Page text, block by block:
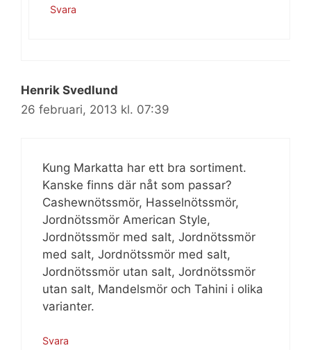
Svara
Henrik Svedlund
26 februari, 2013 kl. 07:39
Kung Markatta har ett bra sortiment.
Kanske finns där nåt som passar?
Cashewnötssmör, Hasselnötssmör,
Jordnötssmör American Style,
Jordnötssmör med salt, Jordnötssmör
med salt, Jordnötssmör med salt,
Jordnötssmör utan salt, Jordnötssmör
utan salt, Mandelsmör och Tahini i olika
varianter.
Svara